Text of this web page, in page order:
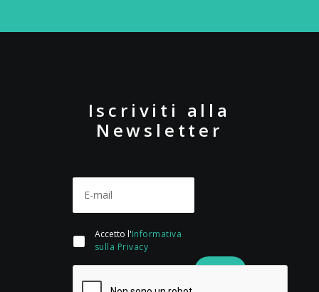
Iscriviti alla
Newsletter
Accetto l'Informativa
sulla Privacy